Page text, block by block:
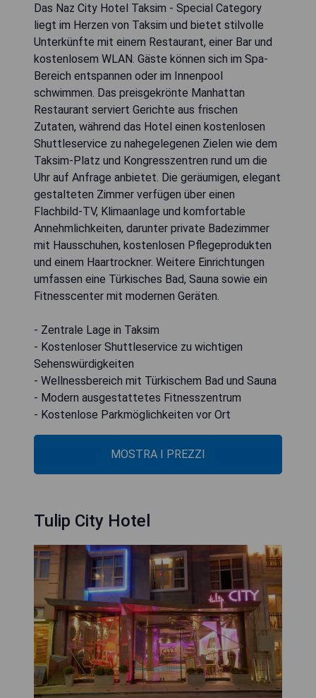
Das Naz City Hotel Taksim - Special Category
liegt im Herzen von Taksim und bietet stilvolle
Unterkünfte mit einem Restaurant, einer Bar und
kostenlosem WLAN. Gäste können sich im Spa-
Bereich entspannen oder im Innenpool
schwimmen. Das preisgekrönte Manhattan
Restaurant serviert Gerichte aus frischen
Zutaten, während das Hotel einen kostenlosen
Shuttleservice zu nahegelegenen Zielen wie dem
Taksim-Platz und Kongresszentren rund um die
Uhr auf Anfrage anbietet. Die geräumigen, elegant
gestalteten Zimmer verfügen über einen
Flachbild-TV, Klimaanlage und komfortable
Annehmlichkeiten, darunter private Badezimmer
mit Hausschuhen, kostenlosen Pflegeprodukten
und einem Haartrockner. Weitere Einrichtungen
umfassen eine Türkisches Bad, Sauna sowie ein
Fitnesscenter mit modernen Geräten.
- Zentrale Lage in Taksim
- Kostenloser Shuttleservice zu wichtigen
Sehenswürdigkeiten
- Wellnessbereich mit Türkischem Bad und Sauna
- Modern ausgestattetes Fitnesszentrum
- Kostenlose Parkmöglichkeiten vor Ort
MOSTRA I PREZZI
Tulip City Hotel